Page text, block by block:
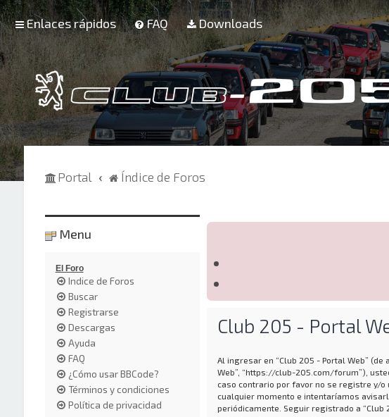
Enlaces rápidos FAQ Downloads
Portal Índice de Foros
Club 205 - Portal
Al ingresar en “Club 205 - Portal Web” (de
Web”, “https://club-205.com/forum”),
caso contrario por favor no se registre y/o
cualquier momento e intentaríamos
periódicamente. Seguir registrado a “Club
Menu
El Foro
Indice de Foros
Buscar
Registrarse
Descargas
Ayuda
FAQ
¿Cómo usar BBCode?
Términos y condiciones
Política de privacidad